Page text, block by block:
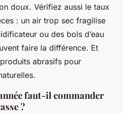
doux. Vérifiez aussi le taux
: un air trop sec fragilise
ou des bols d’eau
faire la différence. Et
abrasifs pour
faut-il commander
?